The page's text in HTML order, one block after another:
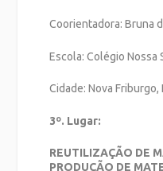
Coorientadora: Bruna
Escola: Colégio Nossa
Cidade: Nova Friburgo,
3º. Lugar:
REUTILIZAÇÃO DE
PRODUÇÃO DE